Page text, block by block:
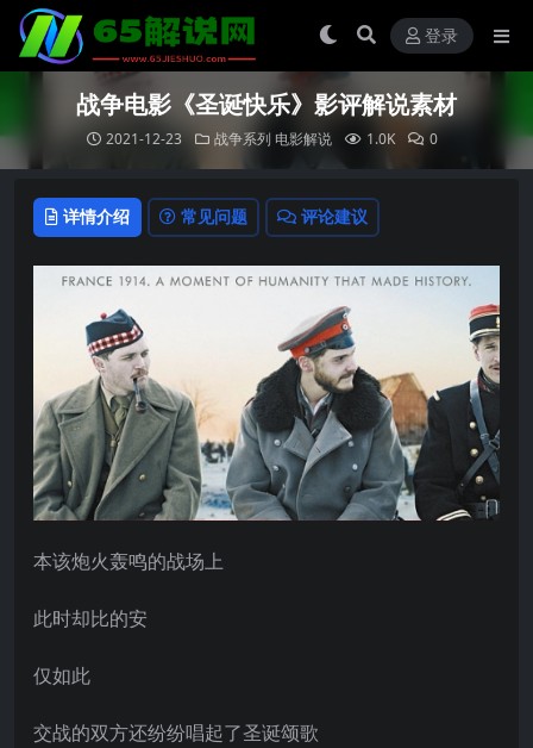
登录
战争电影《圣诞快乐》影评解说素材
2021-12-23 战争系列 电影解说 1.0K 0
详情介绍 常见问题 评论建议
本该炮火轰鸣的战场上
此时却比的安
仅如此
交战的双方还纷纷唱起了圣诞颂歌